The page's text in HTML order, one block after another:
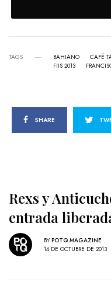
TAGS BAHIANO CAFÉ
FIIS 2013
SHARE
Rexs y
entrada
BY POTQ MAGAZINE
14 DE OCTUBRE DE 2013